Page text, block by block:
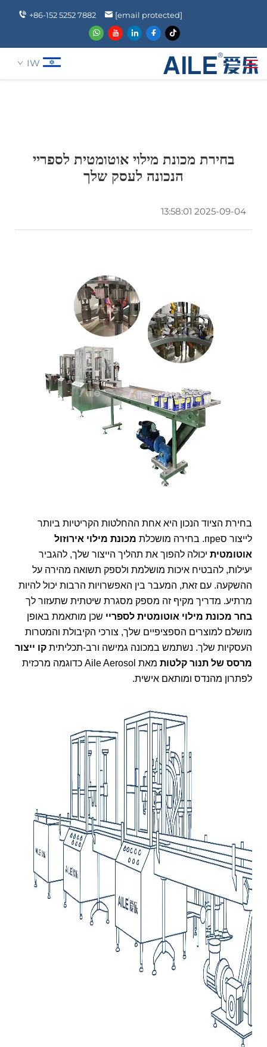
+86-152 5252 7882 [email protected]
IW
מוצרים
חֲדָשִים
לְהִתְחַבֵּר אֵלֵינוּ
בחירת מכונת מילוי אוטומטית לספריי
הנכונה לעסק שלך
2025-09-04 13:58:01
בחירת הציוד הנכון היא אחת ההחלטות הקריטיות ביותר
לייצור סпре. בחירה מושכלת
מכונת מילוי אירוזול
אוטומטית יכולה להפוך את תהליך הייצור שלך, להגביר
יעילות, להבטיח איכות מושלמת ולספק תשואה מהירה על
ההשקעה. עם זאת, המעבר בין האפשרויות הרבות יכול להיות
מרתיע. מדריך מקיף זה מספק מסגרת שיטתית שתעזור לך
בחר מכונת מילוי אוטומטית לספריי שכן מותאמת באופן
מושלם למוצרים הספציפיים שלך, צורכי הקיבולת והמטרות
העסקיות שלך. נשתמש במכונה גמישה ורב-תכליתית קו ייצור
מרסס של תנור קלטות
מאת Aile Aerosol כדוגמה מרכזית
לפתרון מהנדס ומותאם אישית.